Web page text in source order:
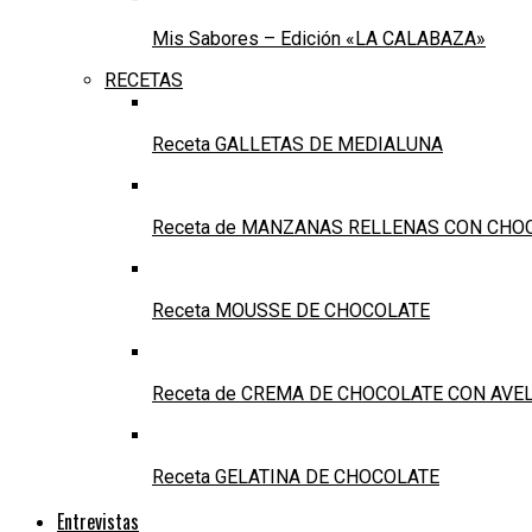
Mis Sabores – Edición «LA CALABAZA»
RECETAS
Receta GALLETAS DE MEDIALUNA
Receta de MANZANAS RELLENAS CON
Receta MOUSSE DE CHOCOLATE
Receta de CREMA DE CHOCOLATE CON
Receta GELATINA DE CHOCOLATE
Entrevistas